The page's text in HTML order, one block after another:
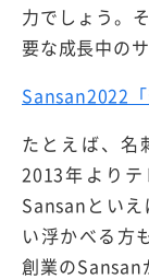
力でしょう。
要な成長中の
Sansan2022
たとえば、名
2013年よりテ
Sansanとい
い浮かべる方
創業のSansan